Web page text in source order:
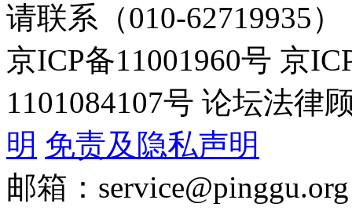
请联系（010-62719935）
京ICP备11001960号 京
1101084107号 论坛法律
明 免责及隐私声明
邮箱：service@pinggu.org